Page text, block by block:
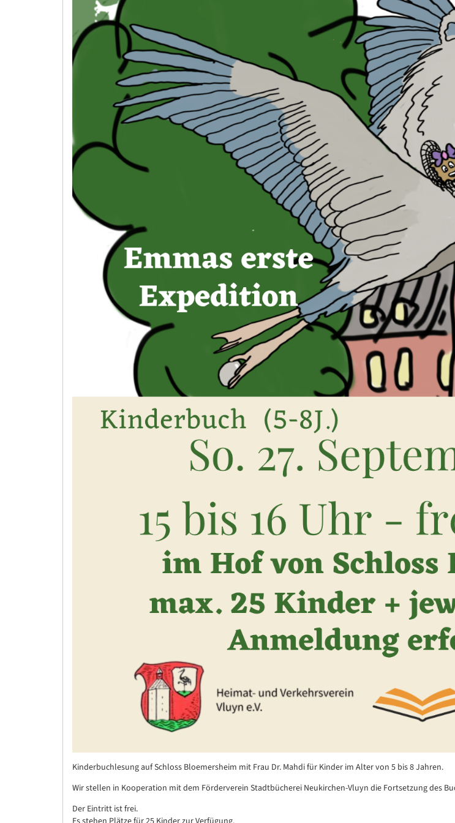
Kinderbuchlesung auf Schloss Bloemersheim mit Frau Dr. Mahdi für Kinder im Alter von 5 bis 8 Jahren.
Wir stellen in Kooperation mit dem Förderverein Stadtbücherei Neukirchen-Vluyn die Fortsetzung des
Der Eintritt ist frei.